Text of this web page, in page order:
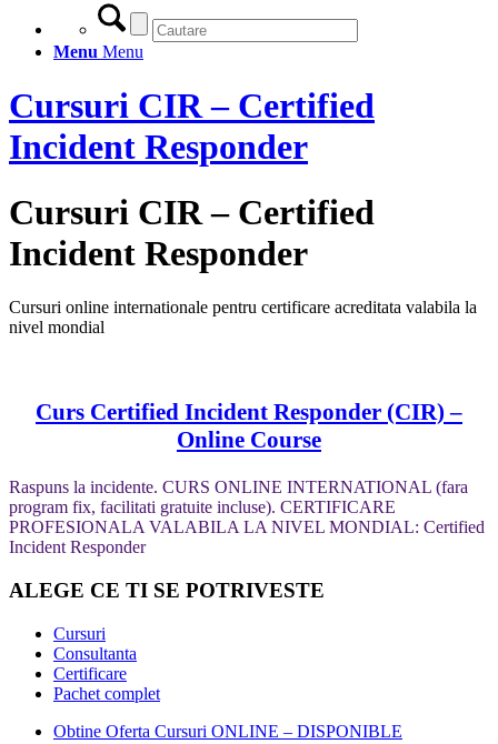
Menu Menu
Cursuri CIR – Certified
Incident Responder
Cursuri CIR – Certified
Incident Responder
Cursuri online internationale pentru certificare acreditata valabila la
nivel mondial
Curs Certified Incident Responder (CIR) –
Online Course
Raspuns la incidente. CURS ONLINE INTERNATIONAL (fara
program fix, facilitati gratuite incluse). CERTIFICARE
PROFESIONALA VALABILA LA NIVEL MONDIAL: Certified
Incident Responder
ALEGE CE TI SE POTRIVESTE
Cursuri
Consultanta
Certificare
Pachet complet
Obtine Oferta Cursuri ONLINE – DISPONIBLE